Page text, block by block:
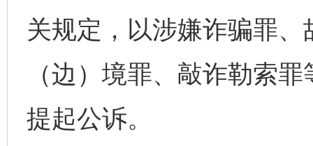
关规定，以涉嫌诈骗罪
（边）境罪、敲诈勒索
提起公诉。